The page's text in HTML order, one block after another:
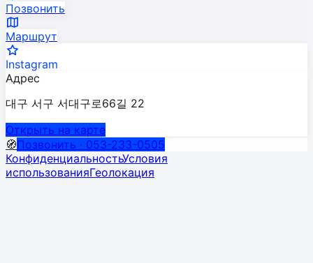
Позвонить
Маршрут
Instagram
Адрес
대구 서구 서대구로66길 22
Открыть на карте
🧭Позвонить · 053-233-0505
КонфиденциальностьУсловия
использованияГеолокация